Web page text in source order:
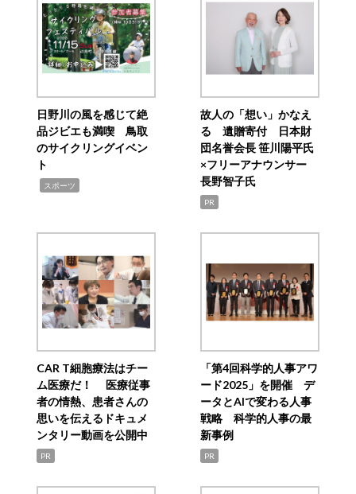
日野川の風を感じて絶
品ジビエも満喫 鳥取
のサイクリングイベン
ト
スポーツ
故人の「想い」かなえ
る 遺贈寄付 日本財
団名誉会長 笹川陽平氏
×フリーアナウンサー
長野智子氏
PR
CAR T細胞療法はチー
ム医療だ！ 医療従事
者の情熱、患者さんの
思いを伝えるドキュメ
ンタリー動画を公開中
PR
「第4回科学的人事アワ
ード2025」を開催 デ
ータとAIで変わる人事
戦略 科学的人事の最
新事例
PR